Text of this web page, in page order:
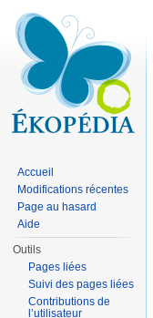
Accueil
Modifications récentes
Page au hasard
Aide
Outils
Pages liées
Suivi des pages liées
Contributions de
l’utilisateur